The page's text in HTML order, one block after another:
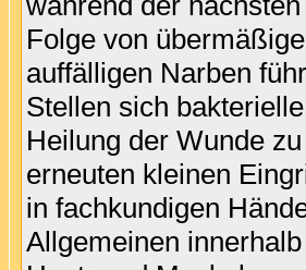
Folge von
auffälligen Narben
Stellen sich
Heilung der Wunde
erneuten kleinen
in fachkundigen
Allgemeinen